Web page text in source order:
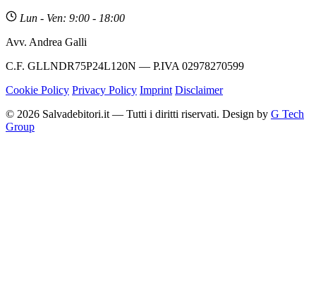
Lun - Ven: 9:00 - 18:00
Avv. Andrea Galli
C.F. GLLNDR75P24L120N — P.IVA 02978270599
Cookie Policy Privacy Policy Imprint Disclaimer
© 2026 Salvadebitori.it — Tutti i diritti riservati. Design by G Tech
Group